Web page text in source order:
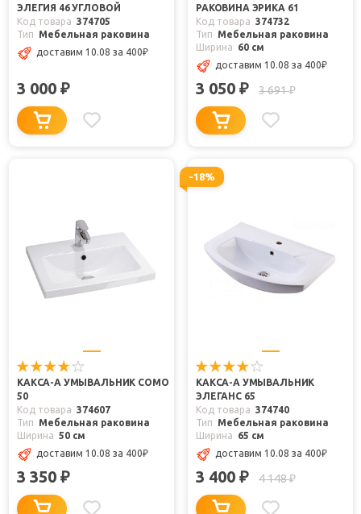
ЭЛЕГИЯ 46 УГЛОВОЙ
Код товара 374705
Тип
Мебельная раковина
доставим 10.08 за 400₽
3 000 ₽
РАКОВИНА ЭРИКА 61
Код товара 374732
Тип
Мебельная раковина
Ширина
60 см
доставим 10.08 за 400₽
3 050 ₽ 3 691₽
КАКСА-А УМЫВАЛЬНИК COMO
50
Код товара 374607
Тип
Мебельная раковина
Ширина 50 см
доставим 10.08 за 400₽
3 350 ₽
-18%
КАКСА-А УМЫВАЛЬНИК
ЭЛЕГАНС 65
Код товара 374740
Тип
Мебельная раковина
Ширина
65 см
доставим 10.08 за 400₽
3 400 ₽ 4 148₽